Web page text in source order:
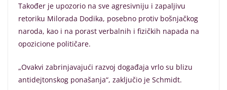
Također je upozorio na sve agresivniju i zapaljivu
retoriku Milorada Dodika, posebno protiv bošnjačkog
naroda, kao i na porast verbalnih i fizičkih napada na
opozicione političare.
„Ovakvi zabrinjavajući razvoj događaja vrlo su blizu
antidejtonskog ponašanja“, zaključio je Schmidt.